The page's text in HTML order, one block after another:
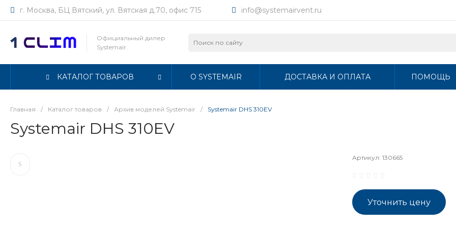
г. Москва, БЦ Вятский, ул. Вятская д.70, офис 715 info@systemairvent.ru
Официальный дилер
Systemair
КАТАЛОГ ТОВАРОВ О SYSTEMAIR ДОСТАВКА И ОПЛАТА ПОМОЩЬ
Главная / Каталог товаров / Архив моделей Systemair / Systemair DHS 310EV
Systemair DHS 310EV
Артикул: 130665
Уточнить цену